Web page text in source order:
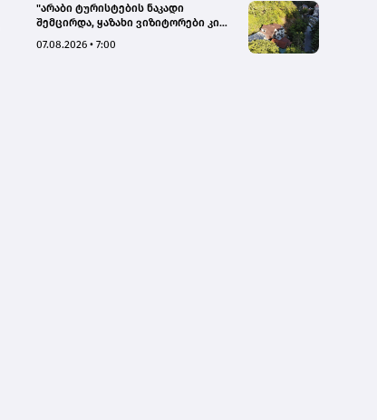
"არაბი ტურისტების ნაკადი
შემცირდა, ყაზახი ვიზიტორები კი
Hotel
07.08.2026 • 7:00